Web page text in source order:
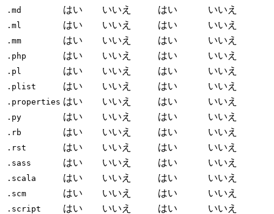
.md はい いいえ はい いいえ
.ml はい いいえ はい いいえ
.mm はい いいえ はい いいえ
.php はい いいえ はい いいえ
.pl はい いいえ はい いいえ
.plist はい いいえ はい いいえ
.properties はい いいえ はい いいえ
.py はい いいえ はい いいえ
.rb はい いいえ はい いいえ
.rst はい いいえ はい いいえ
.sass はい いいえ はい いいえ
.scala はい いいえ はい いいえ
.scm はい いいえ はい いいえ
.script はい いいえ はい いいえ